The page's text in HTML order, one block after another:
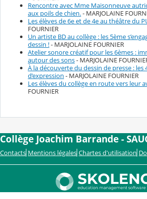
Rencontre avec Mme Maisonneuve
aux poils de chien.- MARJOLAINE
Les élèves de 6e et de 4e au théâtre du
FOURNIER
Un artiste BD au collège : les 5ème
dessin !- MARJOLAINE FOURNIER
Atelier sonore créatif pour les 6èmes :
autour des sons- MARJOLAINE
À la découverte du dessin de presse :
d’expression - MARJOLAINE FOURNIER
Les élèves du collège en route vers leur
FOURNIER
Collège Joachim Barrande -
Contacts Mentions légales Chartes d'utilisation